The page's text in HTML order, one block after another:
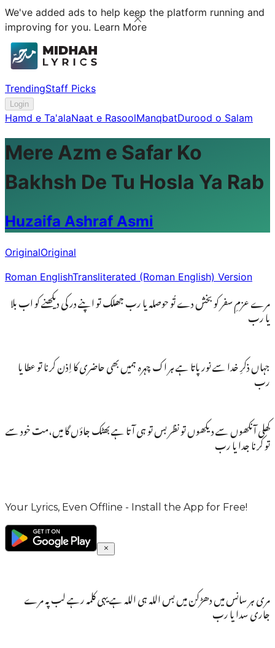
We've added ads to help keep the platform running and
improving for you. Learn More
TrendingStaff Picks
Login
Hamd e Ta'alaNaat e RasoolManqbatDurood o Salam
Mere Azm e Safar Ko
Bakhsh De Tu Hosla Ya Rab
Huzaifa Ashraf Asmi
OriginalOriginal
Roman EnglishTransliterated (Roman English) Version
مرے عزمِ سفر کو بخش دے تُو حوصلہ یا رب جھلک تو اپنے در کی دیکھنے کو اب بلا
یا رب
جہاں ذکرِ خدا سے نور پاتا ہے ہر اک چہرہ ہمیں بھی حاضری کا اِذن کرنا تو عطا یا
رب
کھلی آنکھوں سے دیکھوں تو نظر بس تو ہی آتا ہے بھٹک جاؤں گا میں،مت خود سے
تو کرنا جدا یا رب
Your Lyrics, Even Offline - Install the App for Free!
مری ہر سانس میں دھڑکن میں بس اللہ ہی اللہ ہے یہی کلمہ رہے لب پہ مرے
جاری سدا یا رب